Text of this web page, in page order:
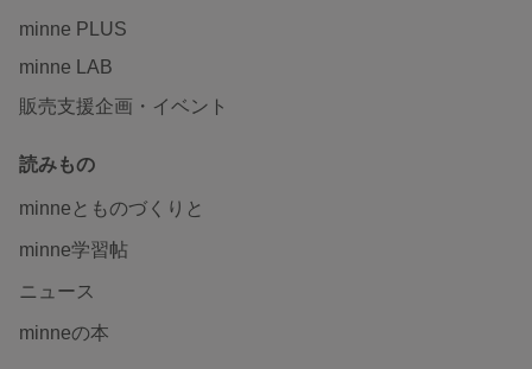
minne PLUS
minne LAB
販売支援企画・イベント
読みもの
minneとものづくりと
minne学習帖
ニュース
minneの本